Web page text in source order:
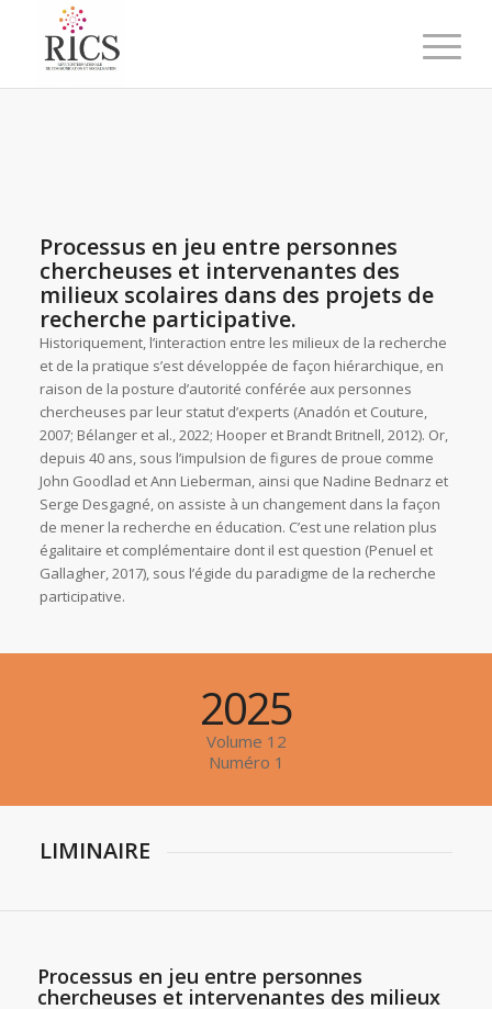
Processus en jeu entre personnes
chercheuses et intervenantes des
milieux scolaires dans des projets de
recherche participative.
Historiquement, l’interaction entre les milieux de la recherche
et de la pratique s’est développée de façon hiérarchique, en
raison de la posture d’autorité conférée aux personnes
chercheuses par leur statut d’experts (Anadón et Couture,
2007; Bélanger et al., 2022; Hooper et Brandt Britnell, 2012). Or,
depuis 40 ans, sous l’impulsion de figures de proue comme
John Goodlad et Ann Lieberman, ainsi que Nadine Bednarz et
Serge Desgagné, on assiste à un changement dans la façon
de mener la recherche en éducation. C’est une relation plus
égalitaire et complémentaire dont il est question (Penuel et
Gallagher, 2017), sous l’égide du paradigme de la recherche
participative.
2025
Volume 12
Numéro 1
LIMINAIRE
Processus en jeu entre personnes
chercheuses et intervenantes des milieux